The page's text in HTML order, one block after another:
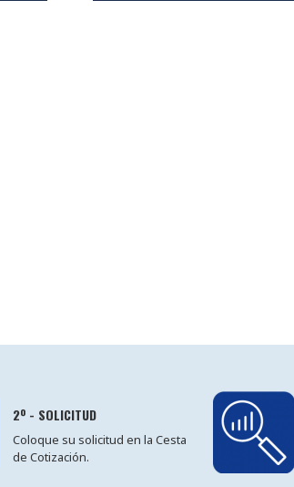
2º - SOLICITUD
Coloque su solicitud en la Cesta
de Cotización.